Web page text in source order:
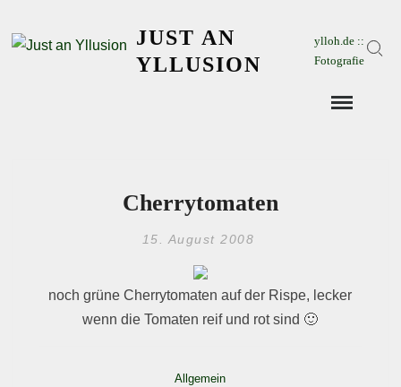
JUST AN
YLLUSION
ylloh.de ::
Fotografie
Cherrytomaten
15. August 2008
noch grüne Cherrytomaten auf der Rispe, lecker
wenn die Tomaten reif und rot sind 🙂
Allgemein